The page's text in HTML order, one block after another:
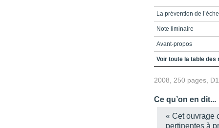
La prévention de
Note liminaire
Avant-propos
Table des matières
Partie 1 - La prévention
L’orthopédagogue
Voir toute la table des
2008, 250 pages,
Ce qu’on en dit...
« Cet ouvrage
pertinentes à